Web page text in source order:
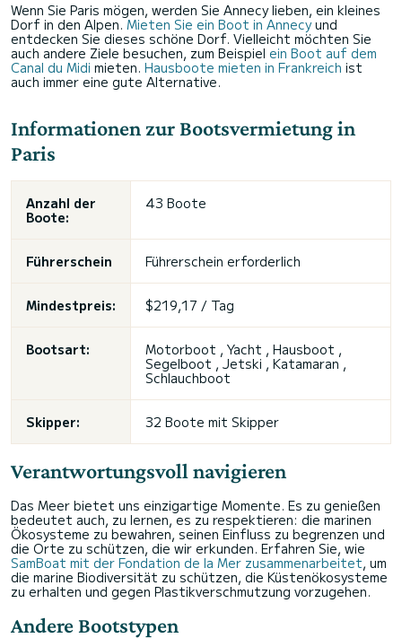
Wenn Sie Paris mögen, werden Sie Annecy lieben, ein kleines
Dorf in den Alpen. Mieten Sie ein Boot in Annecyund
entdecken Sie dieses schöne Dorf. Vielleicht möchten Sie
auch andere Ziele besuchen, zum Beispiel ein Boot auf dem
Canal du Midi mieten. Hausboote mieten in Frankreich ist
auch immer eine gute Alternative.
Informationen zur Bootsvermietung in
Paris
Anzahl der
Boote:
43 Boote
Führerschein Führerschein erforderlich
Mindestpreis: $219,17 / Tag
Bootsart:
Motorboot , Yacht , Hausboot ,
Segelboot , Jetski , Katamaran ,
Schlauchboot
Skipper: 32 Boote mit Skipper
Verantwortungsvoll navigieren
Das Meer bietet uns einzigartige Momente. Es zu genießen
bedeutet auch, zu lernen, es zu respektieren: die marinen
Ökosysteme zu bewahren, seinen Einfluss zu begrenzen und
die Orte zu schützen, die wir erkunden. Erfahren Sie, wie
SamBoat mit der Fondation de la Mer zusammenarbeitet, um
die marine Biodiversität zu schützen, die Küstenökosysteme
zu erhalten und gegen Plastikverschmutzung vorzugehen.
Andere Bootstypen